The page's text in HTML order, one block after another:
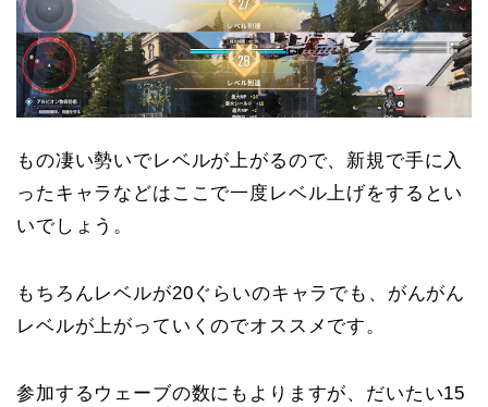
もの凄い勢いでレベルが上がるので、新規で手に入
ったキャラなどはここで一度レベル上げをするとい
いでしょう。
もちろんレベルが20ぐらいのキャラでも、がんがん
レベルが上がっていくのでオススメです。
参加するウェーブの数にもよりますが、だいたい15